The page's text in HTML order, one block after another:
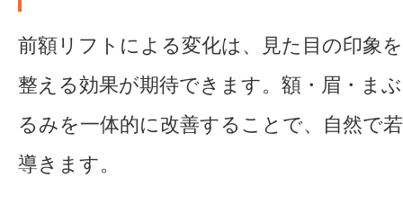
前額リフトによる変化は、見た目の印象
整える効果が期待できます。額・眉・ま
るみを一体的に改善することで、自然で
導きます。